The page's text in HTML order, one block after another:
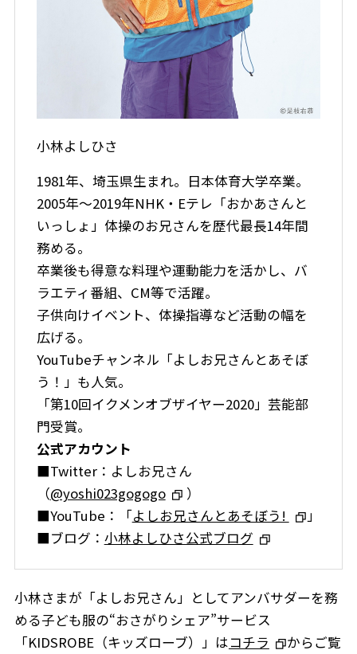
小林よしひさ
1981年、埼玉県生まれ。日本体育大学卒業。
2005年～2019年NHK・Eテレ「おかあさんと
いっしょ」体操のお兄さんを歴代最長14年間
務める。
卒業後も得意な料理や運動能力を活かし、バ
ラエティ番組、CM等で活躍。
子供向けイベント、体操指導など活動の幅を
広げる。
YouTubeチャンネル「よしお兄さんとあそぼ
う！」も人気。
「第10回イクメンオブザイヤー2020」芸能部
門受賞。
公式アカウント
■Twitter：よしお兄さん
（@yoshi023gogogo
）
■YouTube：「よしお兄さんとあそぼう!
」
■ブログ： 小林よしひさ公式ブログ
小林さまが「よしお兄さん」としてアンバサダーを務
める子ども服の“おさがりシェア”サービス
「KIDSROBE（キッズローブ）」はコチラ
からご覧